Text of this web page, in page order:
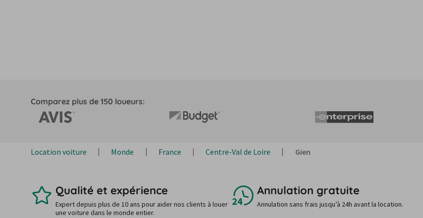
Comparez plus de 150 loueurs:
Location voiture Monde France Centre-Val de Loire Gien
Qualité et expérience
Expert depuis plus de 10 ans pour aider nos clients à louer
une voiture dans le monde entier.
Annulation gratuite
Annulation sans frais jusqu’à 24h avant la location.